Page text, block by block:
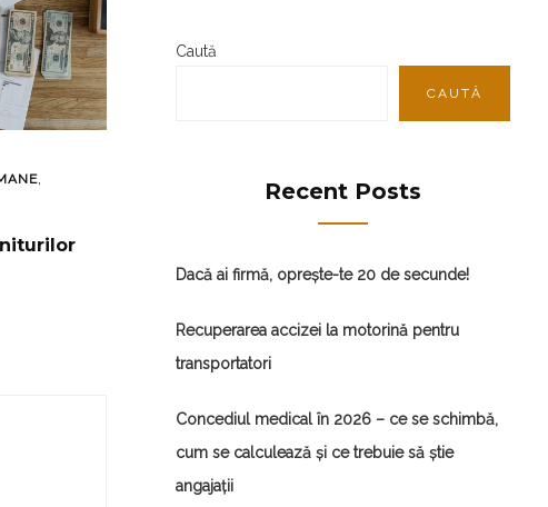
Caută
CAUTĂ
Recent Posts
Dacă ai firmă, oprește-te 20 de secunde!
Recuperarea accizei la motorină pentru
transportatori
Concediul medical în 2026 – ce se schimbă,
cum se calculează și ce trebuie să știe
angajații